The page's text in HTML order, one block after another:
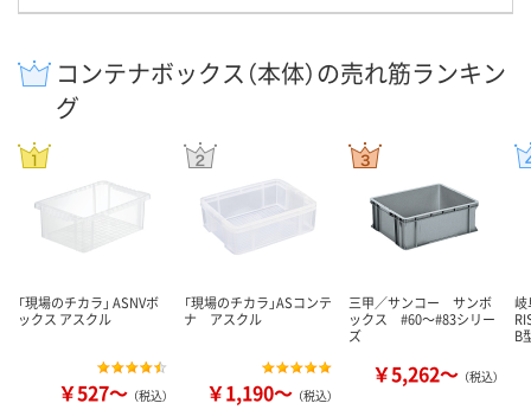
コンテナボックス（本体）の売れ筋ランキン
グ
「現場のチカラ」 ASNVボ
ックス アスクル
￥527～ （税込）
「現場のチカラ」ASコンテ
ナ アスクル
￥1,190～ （税込）
三甲／サンコー サンボ
ックス #60～#83シリー
ズ
￥5,262～ （税込）
岐
B